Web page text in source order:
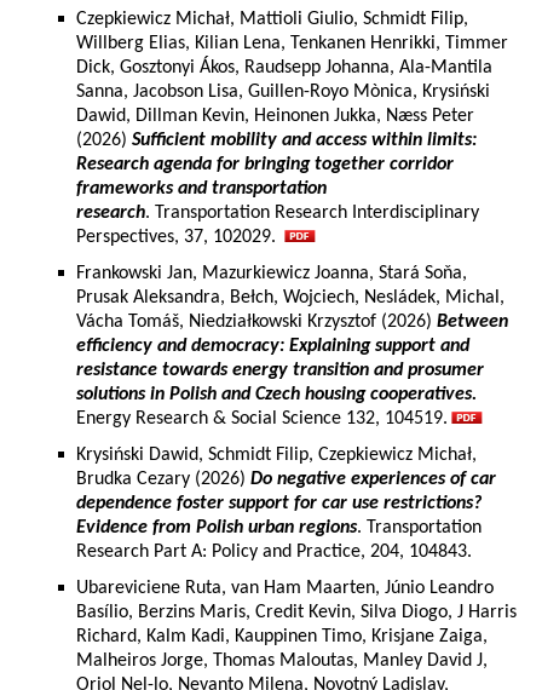
Czepkiewicz Michał, Mattioli Giulio, Schmidt Filip,
Willberg Elias, Kilian Lena, Tenkanen Henrikki, Timmer
Dick, Gosztonyi Ákos, Raudsepp Johanna, Ala-Mantila
Sanna, Jacobson Lisa, Guillen-Royo Mònica, Krysiński
Dawid, Dillman Kevin, Heinonen Jukka, Næss Peter
(2026) Sufficient mobility and access within limits:
Research agenda for bringing together corridor
frameworks and transportation
research. Transportation Research Interdisciplinary
Perspectives, 37, 102029.
Frankowski Jan, Mazurkiewicz Joanna, Stará Soňa,
Prusak Aleksandra, Bełch, Wojciech, Nesládek, Michal,
Vácha Tomáš, Niedziałkowski Krzysztof (2026) Between
efficiency and democracy: Explaining support and
resistance towards energy transition and prosumer
solutions in Polish and Czech housing cooperatives.
Energy Research & Social Science 132, 104519.
Krysiński Dawid, Schmidt Filip, Czepkiewicz Michał,
Brudka Cezary (2026) Do negative experiences of car
dependence foster support for car use restrictions?
Evidence from Polish urban regions. Transportation
Research Part A: Policy and Practice, 204, 104843.
Ubareviciene Ruta, van Ham Maarten, Júnio Leandro
Basílio, Berzins Maris, Credit Kevin, Silva Diogo, J Harris
Richard, Kalm Kadi, Kauppinen Timo, Krisjane Zaiga,
Malheiros Jorge, Thomas Maloutas, Manley David J,
Oriol Nel-lo, Nevanto Milena, Novotný Ladislav,